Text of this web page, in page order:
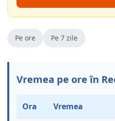
Pe ore Pe 7 zile
Vremea pe ore în
Ora Vremea